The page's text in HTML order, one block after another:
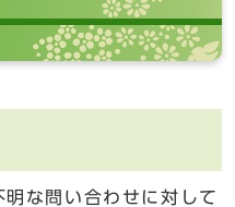
な問い合わせに対して